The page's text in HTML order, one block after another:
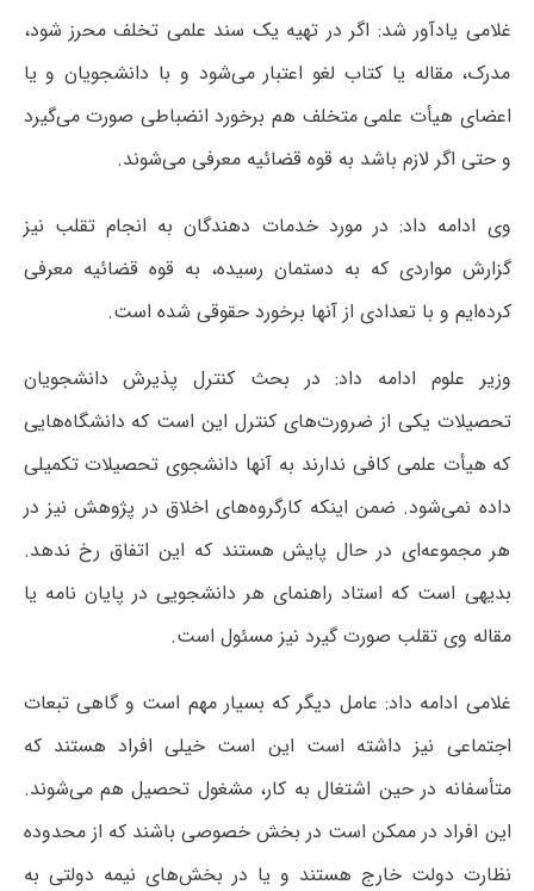
غلامی یادآور شد: اگر در تهیه یک سند علمی تخلف محرز شود،
مدرک، مقاله یا کتاب لغو اعتبار می‌شود و با دانشجویان و یا
اعضای هیأت علمی متخلف هم برخورد انضباطی صورت می‌گیرد
و حتی اگر لازم باشد به قوه قضائیه معرفی می‌شوند.
وی ادامه داد: در مورد خدمات دهندگان به انجام تقلب نیز
گزارش مواردی که به دستمان رسیده، به قوه قضائیه معرفی
کرده‌ایم و با تعدادی از آنها برخورد حقوقی شده است.
وزیر علوم ادامه داد: در بحث کنترل پذیرش دانشجویان
تحصیلات یکی از ضرورت‌های کنترل این است که دانشگاه‌هایی
که هیأت علمی کافی ندارند به آنها دانشجوی تحصیلات تکمیلی
داده نمی‌شود. ضمن اینکه کارگروه‌های اخلاق در پژوهش نیز در
هر مجموعه‌ای در حال پایش هستند که این اتفاق رخ ندهد.
بدیهی است که استاد راهنمای هر دانشجویی در پایان نامه یا
مقاله وی تقلب صورت گیرد نیز مسئول است.
غلامی ادامه داد: عامل دیگر که بسیار مهم است و گاهی تبعات
اجتماعی نیز داشته است این است خیلی افراد هستند که
متأسفانه در حین اشتغال به کار، مشغول تحصیل هم می‌شوند.
این افراد در ممکن است در بخش خصوصی باشند که از محدوده
نظارت دولت خارج هستند و یا در بخش‌های نیمه دولتی به